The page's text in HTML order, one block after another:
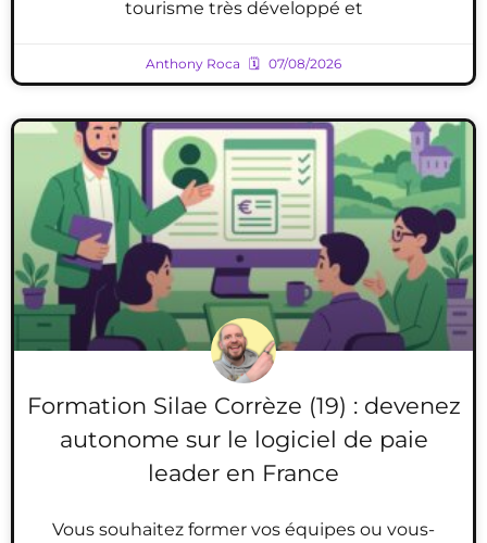
tourisme très développé et
Anthony Roca 07/08/2026
Formation Silae Corrèze (19) : devenez
autonome sur le logiciel de paie
leader en France
Vous souhaitez former vos équipes ou vous-